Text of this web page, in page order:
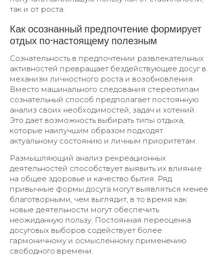
так и от роста.
Как осознанный предпочтение формирует
отдых по-настоящему полезным
Сознательность в предпочтении развлекательных
активностей превращает бездействующее досуг в
механизм личностного роста и возобновления.
Вместо машинального следования стереотипам
сознательный способ предполагает постоянную
анализ своих необходимостей, задач и хотений.
Это дает возможность выбирать типы отдыха,
которые наилучшим образом подходят
актуальному состоянию и личным приоритетам.
Размышляющий анализ рекреационных
деятельностей способствует выявить их влияние
на общее здоровье и качество бытия. Ряд
привычные формы досуга могут выявляться менее
благотворными, чем выглядит, в то время как
новые деятельности могут обеспечить
неожиданную пользу. Постоянная переоценка
досуговых выборов содействует более
гармоничному и осмысленному применению
свободного времени.